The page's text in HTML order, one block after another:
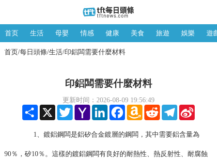
首页 生活 母嬰 情感 健康 美食 旅遊 娛樂 遊
首页/每日頭條/生活/印鋁闆需要什麼材料
印鋁闆需要什麼材料
更新时间：2026-08-09 19:56:49
Share X TwitterYahoo
Mail
LinkedInFacebookAmazon
Wish
RedditTelegramSina
1、鍍鋁鋼闆是鋁矽合金鍍層的鋼闆，其中需要鋁含量為
90％，矽10％。這樣的鍍鋁鋼闆有良好的耐熱性、熱反射性、耐腐蝕